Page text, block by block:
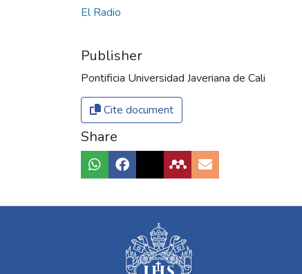
El Radio
Publisher
Pontificia Universidad Javeriana de Cali
Cite document
Share